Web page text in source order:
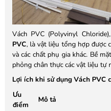
Vách PVC (Polyvinyl
PVC, là vật liệu tổng hợp được
và các chất phụ gia khác. Bề
phỏng chân thực các vật liệu tự
Lợi ích khi sử dụng Vách PVC
Ưu
điểm
Mô tả